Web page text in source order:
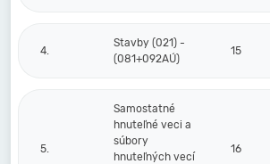
4.
Stavby (021) -
(081+092AÚ)
15
5.
Samostatné
hnuteľné veci a
súbory
hnuteľných vecí
16